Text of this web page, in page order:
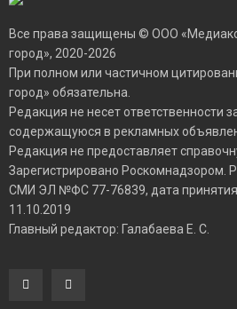
Все права защищены © ООО
город», 2020-2026
При полном или частичном
город» обязательна.
Редакция не несет ответственности
содержащуюся в рекламных
Редакция не предоставляет
Зарегистрировано Роскомнадзором.
СМИ ЭЛ №ФС 77-76839, дата принятия
11.10.2019
Главный редактор: Галабаева Е. С.